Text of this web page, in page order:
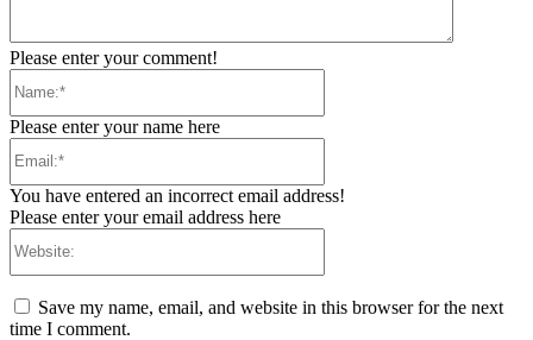
Please enter your comment!
Please enter your name here
You have entered an incorrect email address!
Please enter your email address here
Save my name, email, and website in this browser for the next
time I comment.